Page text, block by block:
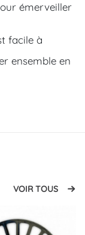
émerveiller
facile à
ensemble en
VOIR TOUS